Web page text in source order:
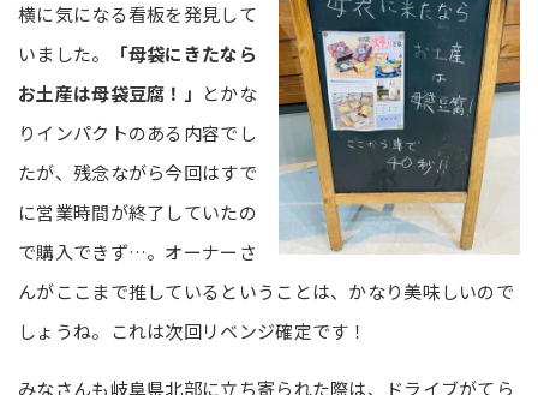
横に気になる看板を発見して
いました。
「母袋にきたなら
お土産は母袋豆腐！」 とかな
りインパクトのある内容でし
たが、残念ながら今回はすで
に営業時間が終了していたの
で購入できず…。オーナーさ
んがここまで推しているということは、かなり美味しいので
しょうね。これは次回リベンジ確定です！
みなさんも岐阜県北部に立ち寄られた際は、ドライブがてら